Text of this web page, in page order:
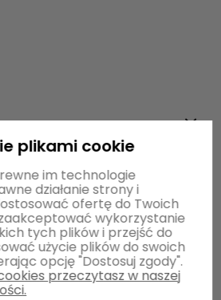
plikami cookie
im technologie
działanie strony i
ofertę do Twoich
wykorzystanie
tych plików i przejść do
użycie plików do swoich
opcję "Dostosuj zgody".
przeczytasz w naszej